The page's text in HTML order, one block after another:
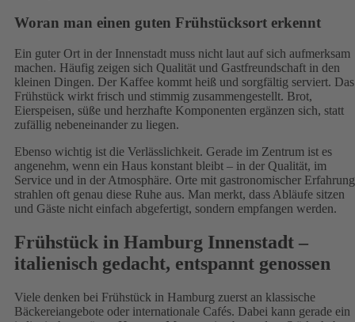
Woran man einen guten Frühstücksort erkennt
Ein guter Ort in der Innenstadt muss nicht laut auf sich aufmerksam
machen. Häufig zeigen sich Qualität und Gastfreundschaft in den
kleinen Dingen. Der Kaffee kommt heiß und sorgfältig serviert. Das
Frühstück wirkt frisch und stimmig zusammengestellt. Brot,
Eierspeisen, süße und herzhafte Komponenten ergänzen sich, statt
zufällig nebeneinander zu liegen.
Ebenso wichtig ist die Verlässlichkeit. Gerade im Zentrum ist es
angenehm, wenn ein Haus konstant bleibt – in der Qualität, im
Service und in der Atmosphäre. Orte mit gastronomischer Erfahrung
strahlen oft genau diese Ruhe aus. Man merkt, dass Abläufe sitzen
und Gäste nicht einfach abgefertigt, sondern empfangen werden.
Frühstück in Hamburg Innenstadt –
italienisch gedacht, entspannt genossen
Viele denken bei Frühstück in Hamburg zuerst an klassische
Bäckereiangebote oder internationale Cafés. Dabei kann gerade ein